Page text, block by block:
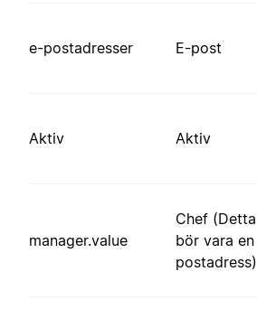
e-postadresser E-post
Aktiv Aktiv
manager.value
Chef (Detta
bör vara
postadress)